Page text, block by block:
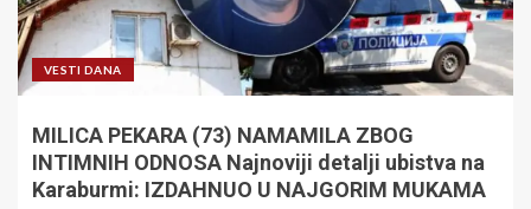
VESTI DANA
MILICA PEKARA (73) NAMAMILA ZBOG
INTIMNIH ODNOSA Najnoviji detalji ubistva na
Karaburmi: IZDAHNUO U NAJGORIM MUKAMA